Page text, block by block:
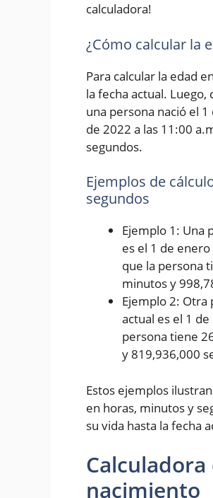
calculadora!
¿Cómo calcular la
Para calcular la edad
la fecha actual.
una persona nació el
de 2022 a las 11:00
segundos.
Ejemplos de
segundos
Ejemplo 1: Una
es el 1 de
que la persona
minutos y
Ejemplo 2: Otra
actual es el 1
persona tiene
y 819,936,000
Estos ejemplos
en horas, minutos y
su vida hasta la fecha
nacimiento